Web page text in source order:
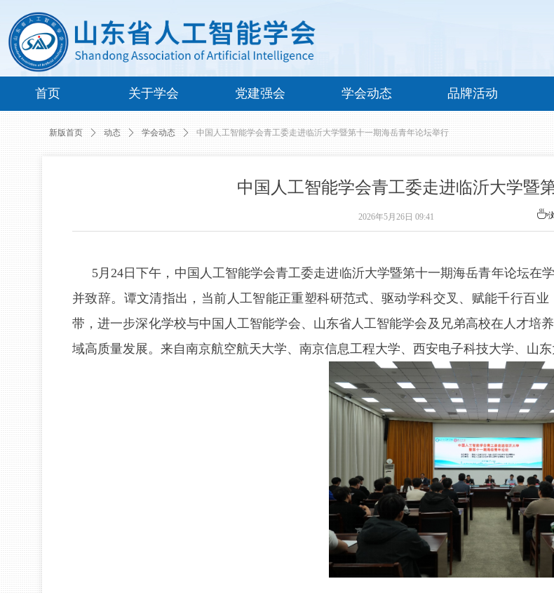
首页 关于学会 党建强会 学会动态 品牌活动
中国人工智能学会青工委走进临沂大学暨
5月24日下午，中国人工智能学会青工委走进临沂大学暨第十一期海岳青年论坛
并致辞。谭文清指出，当前人工智能正重塑科研范式、驱动学科交叉、赋能千行百
带，进一步深化学校与中国人工智能学会、山东省人工智能学会及兄弟高校在人才培
域高质量发展。来自南京航空航天大学、南京信息工程大学、西安电子科技大学、山东
2026年5月26日 09:41 ꄘ
新版首页 ꄲ 动态 ꄲ 学会动态 ꄲ 中国人工智能学会青工委走进临沂大学暨第十一期海岳青年论坛举行